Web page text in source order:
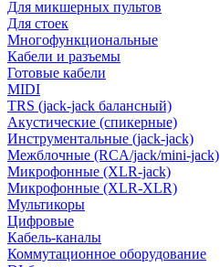
Для микшерных пультов
Для стоек
Многофункциональные
Кабели и разъемы
Готовые кабели
MIDI
TRS (jack-jack балансный)
Акустические (спикерные)
Инструментальные (jack-jack)
Межблочные (RCA/jack/mini-jack)
Микрофонные (XLR-jack)
Микрофонные (XLR-XLR)
Мультикоры
Цифровые
Кабель-каналы
Коммутационное оборудование